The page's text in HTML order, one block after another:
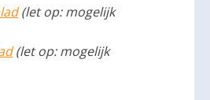
(let op: mogelijk
(let op: mogelijk